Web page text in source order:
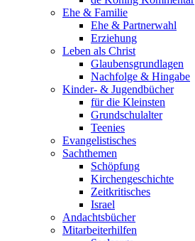
Ehe & Familie
Ehe & Partnerwahl
Erziehung
Leben als Christ
Glaubensgrundlagen
Nachfolge & Hingabe
Kinder- & Jugendbücher
für die Kleinsten
Grundschulalter
Teenies
Evangelistisches
Sachthemen
Schöpfung
Kirchengeschichte
Zeitkritisches
Israel
Andachtsbücher
Mitarbeiterhilfen